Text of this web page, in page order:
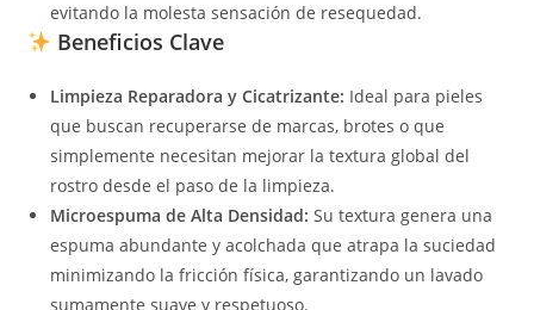
evitando la molesta sensación de resequedad.
Beneficios Clave
Limpieza Reparadora y Cicatrizante: Ideal para pieles
que buscan recuperarse de marcas, brotes o que
simplemente necesitan mejorar la textura global del
rostro desde el paso de la limpieza.
Microespuma de Alta Densidad: Su textura genera una
espuma abundante y acolchada que atrapa la suciedad
minimizando la fricción física, garantizando un lavado
sumamente suave y respetuoso.